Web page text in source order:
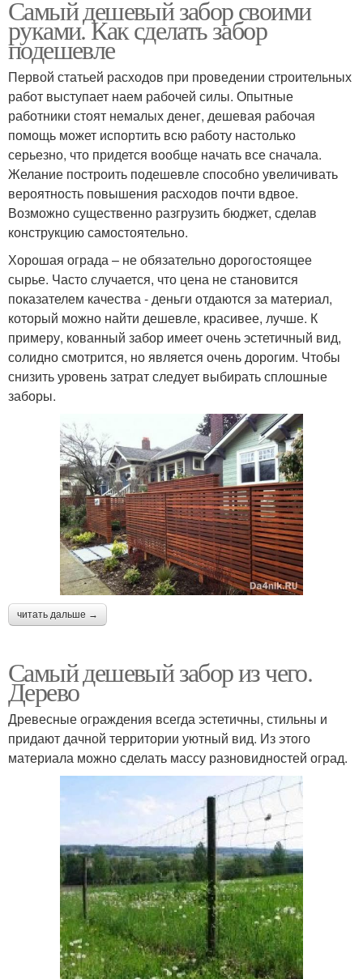
Самый дешевый забор своими
руками. Как сделать забор
подешевле
Первой статьей расходов при проведении строительных
работ выступает наем рабочей силы. Опытные
работники стоят немалых денег, дешевая рабочая
помощь может испортить всю работу настолько
серьезно, что придется вообще начать все сначала.
Желание построить подешевле способно увеличивать
вероятность повышения расходов почти вдвое.
Возможно существенно разгрузить бюджет, сделав
конструкцию самостоятельно.
Хорошая ограда – не обязательно дорогостоящее
сырье. Часто случается, что цена не становится
показателем качества - деньги отдаются за материал,
который можно найти дешевле, красивее, лучше. К
примеру, кованный забор имеет очень эстетичный вид,
солидно смотрится, но является очень дорогим. Чтобы
снизить уровень затрат следует выбирать сплошные
заборы.
читать дальше →
Самый дешевый забор из чего.
Дерево
Древесные ограждения всегда эстетичны, стильны и
придают дачной территории уютный вид. Из этого
материала можно сделать массу разновидностей оград.